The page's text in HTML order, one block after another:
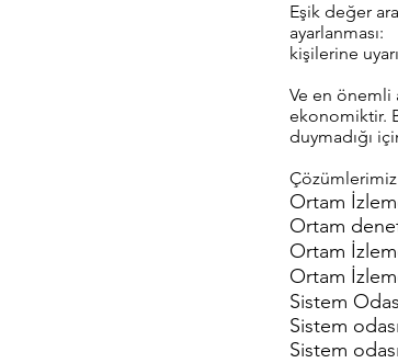
Eşik değer
ayarlanması:
kişilerine
Ve en önemli
ekonomiktir.
duymadığı
Çözümlerimiz
Ortam
Ortam
Ortam
Ortam
Sistem
Sistem
Sistem